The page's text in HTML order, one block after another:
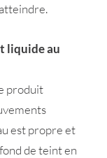
liquide au
produit
est propre et
de teint en